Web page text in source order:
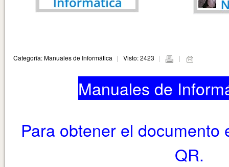
Categoría: Manuales de Informática Visto: 2423
Manuales de
Para obtener el documento
QR.